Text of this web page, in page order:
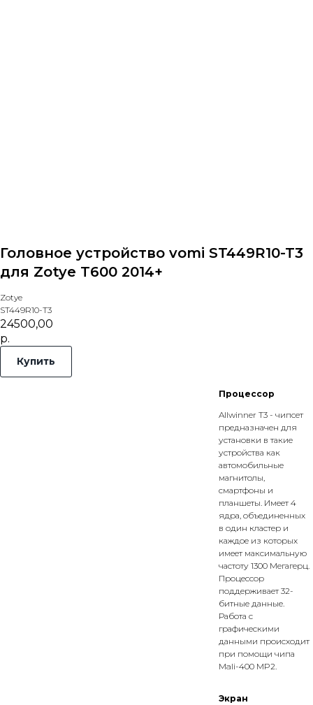
Головное устройство vomi ST449R10-T3
для Zotye T600 2014+
Zotye
ST449R10-T3
24500,00
р.
Купить
Процессор
Allwinner T3 - чипсет
предназначен для
установки в такие
устройства как
автомобильные
магнитолы,
смартфоны и
планшеты. Имеет 4
ядра, объединенных
в один кластер и
каждое из которых
имеет максимальную
частоту 1300 Мегагерц.
Процессор
поддерживает 32-
битные данные.
Работа с
графическими
данными происходит
при помощи чипа
Mali-400 MP2.
Экран